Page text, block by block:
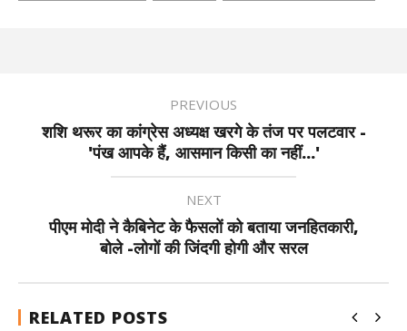
PREVIOUS
शशि थरूर का कांग्रेस अध्यक्ष खरगे के तंज पर पलटवार -
'पंख आपके हैं, आसमान किसी का नहीं...'
NEXT
पीएम मोदी ने कैबिनेट के फैसलों को बताया जनहितकारी,
बोले -लोगों की जिंदगी होगी और सरल
RELATED POSTS